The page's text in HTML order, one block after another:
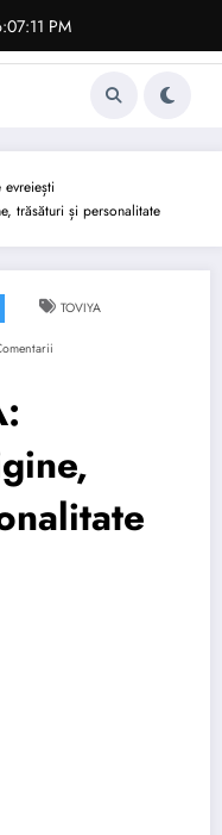
PM
evreiești
trăsături și personalitate
TOVIYA